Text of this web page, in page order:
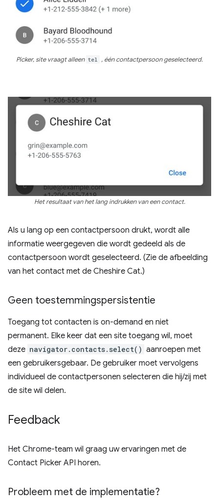
Picker, site vraagt ​​alleen tel , één contactpersoon geselecteerd.
Het resultaat van het lang indrukken van een contact.
Als u lang op een contactpersoon drukt, wordt alle
informatie weergegeven die wordt gedeeld als de
contactpersoon wordt geselecteerd. (Zie de afbeelding
van het contact met de Cheshire Cat.)
Geen toestemmingspersistentie
Toegang tot contacten is on-demand en niet
permanent. Elke keer dat een site toegang wil, moet
deze navigator.contacts.select() aanroepen met
een gebruikersgebaar. De gebruiker moet vervolgens
individueel de contactpersonen selecteren die hij/zij met
de site wil delen.
Feedback
Het Chrome-team wil graag uw ervaringen met de
Contact Picker API horen.
Probleem met de implementatie?